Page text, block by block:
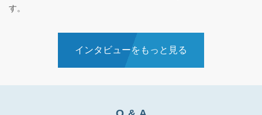
す。
インタビューをもっと見る